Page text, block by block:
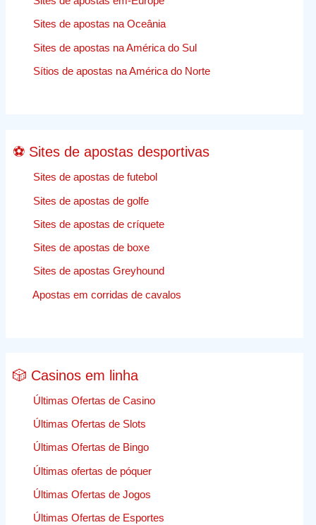
Sites de apostas na Oceânia
Sites de apostas na América do Sul
Sítios de apostas na América do Norte
⚽ Sites de apostas desportivas
Sites de apostas de futebol
Sites de apostas de golfe
Sites de apostas de críquete
Sites de apostas de boxe
Sites de apostas Greyhound
Apostas em corridas de cavalos
🎲 Casinos em linha
Últimas Ofertas de Casino
Últimas Ofertas de Slots
Últimas Ofertas de Bingo
Últimas ofertas de póquer
Últimas Ofertas de Jogos
Últimas Ofertas de Esportes